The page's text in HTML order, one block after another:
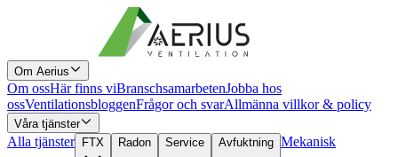
Om Aerius
Om ossHär finns viBranschsamarbetenJobba hos
ossVentilationsbloggenFrågor och svarAllmänna villkor & policy
Våra tjänster
Alla tjänster FTX Radon Service Avfuktning Mekanisk